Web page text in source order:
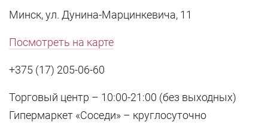
Минск, ул. Дунина-Марцинкевича, 11
Посмотреть на карте
+375 (17) 205-06-60
Торговый центр – 10:00-21:00 (без выходных)
Гипермаркет «Соседи» – круглосуточно